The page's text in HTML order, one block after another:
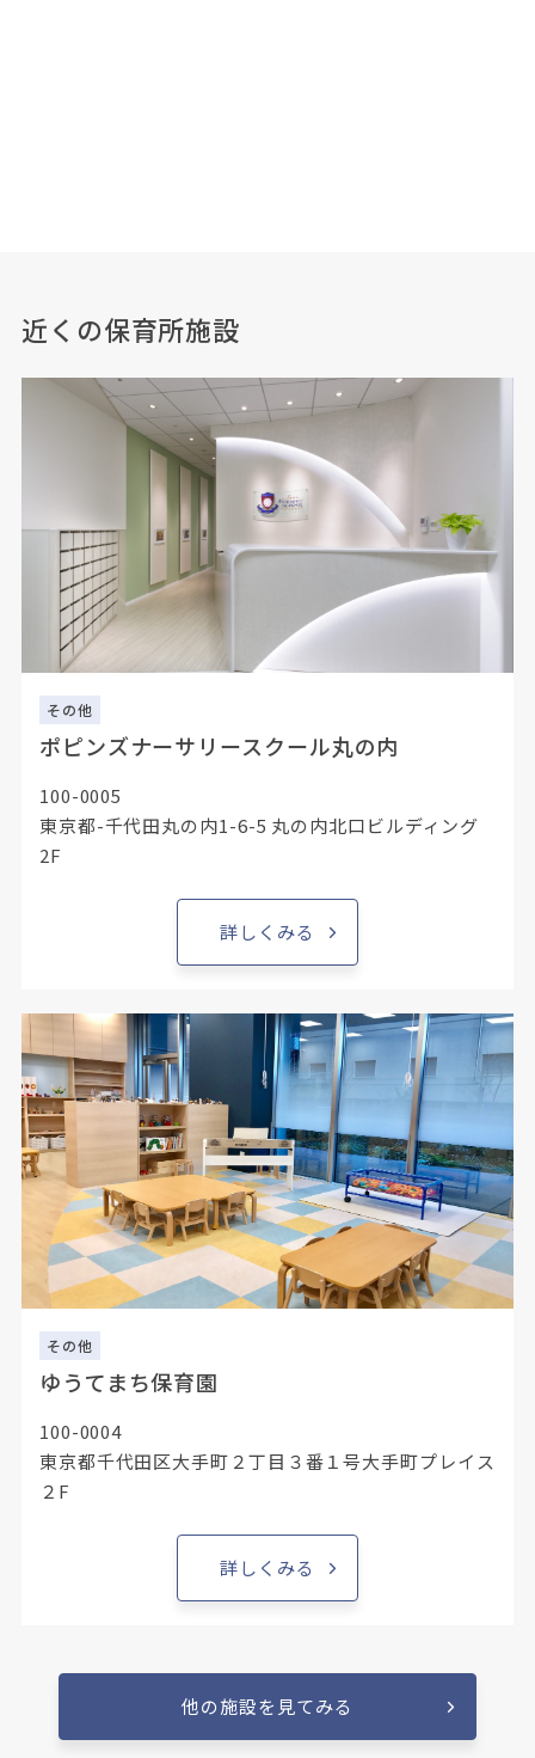
近くの保育所施設
その他
ポピンズナーサリースクール丸の内
100-0005
東京都-千代田丸の内1-6-5 丸の内北口ビルディング
2F
詳しくみる
その他
ゆうてまち保育園
100-0004
東京都千代田区大手町２丁目３番１号大手町プレイス
２F
詳しくみる
他の施設を見てみる